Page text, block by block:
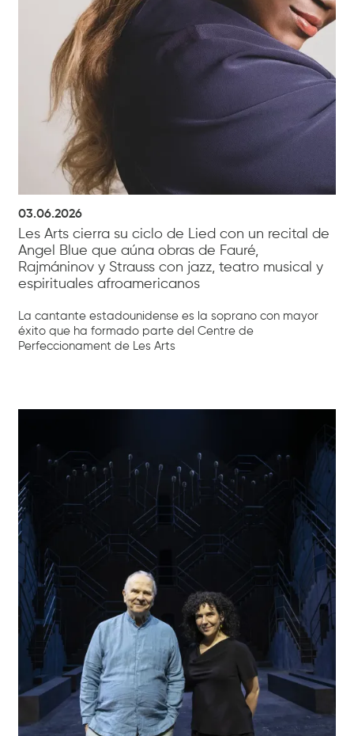
03.06.2026
Les Arts cierra su ciclo de Lied con un recital de
Angel Blue que aúna obras de Fauré,
Rajmáninov y Strauss con jazz, teatro musical y
espirituales afroamericanos
La cantante estadounidense es la soprano con mayor
éxito que ha formado parte del Centre de
Perfeccionament de Les Arts